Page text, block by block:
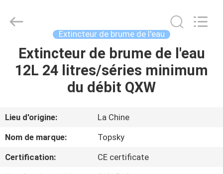
MAISON
AU
SUJET
DE
Topsky
Century Holding Co.,Ltd.
Extincteur de brume de l'eau
Extincteur de brume de l'eau
12L 24 litres/séries minimum
du débit QXW
Lieu d'origine:
La Chine
Nom de marque:
Topsky
Certification:
CE certificate